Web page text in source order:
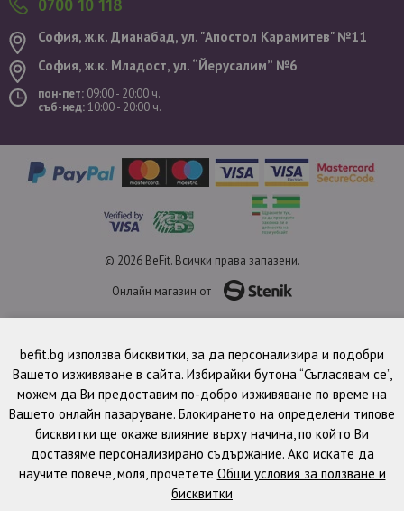
0700 10 118
София, ж.к. Дианабад, ул. "Aпостол Карамитев" №11
София, ж.к. Младост, ул. “Йерусалим” №6
пон-пет: 09:00 - 20:00 ч.
съб-нед:10:00 - 20:00 ч.
© 2026 BeFit. Всички права запазени.
Онлайн магазин от
befit.bg използва бисквитки, за да персонализира и подобри
Вашето изживяване в сайта. Избирайки бутона “Съгласявам се”,
можем да Ви предоставим по-добро изживяване по време на
Вашето онлайн пазаруване. Блокирането на определени типове
бисквитки ще окаже влияние върху начина, по който Ви
доставяме персонализирано съдържание. Ако искате да
научите повече, моля, прочетете Общи условия за ползване и
бисквитки